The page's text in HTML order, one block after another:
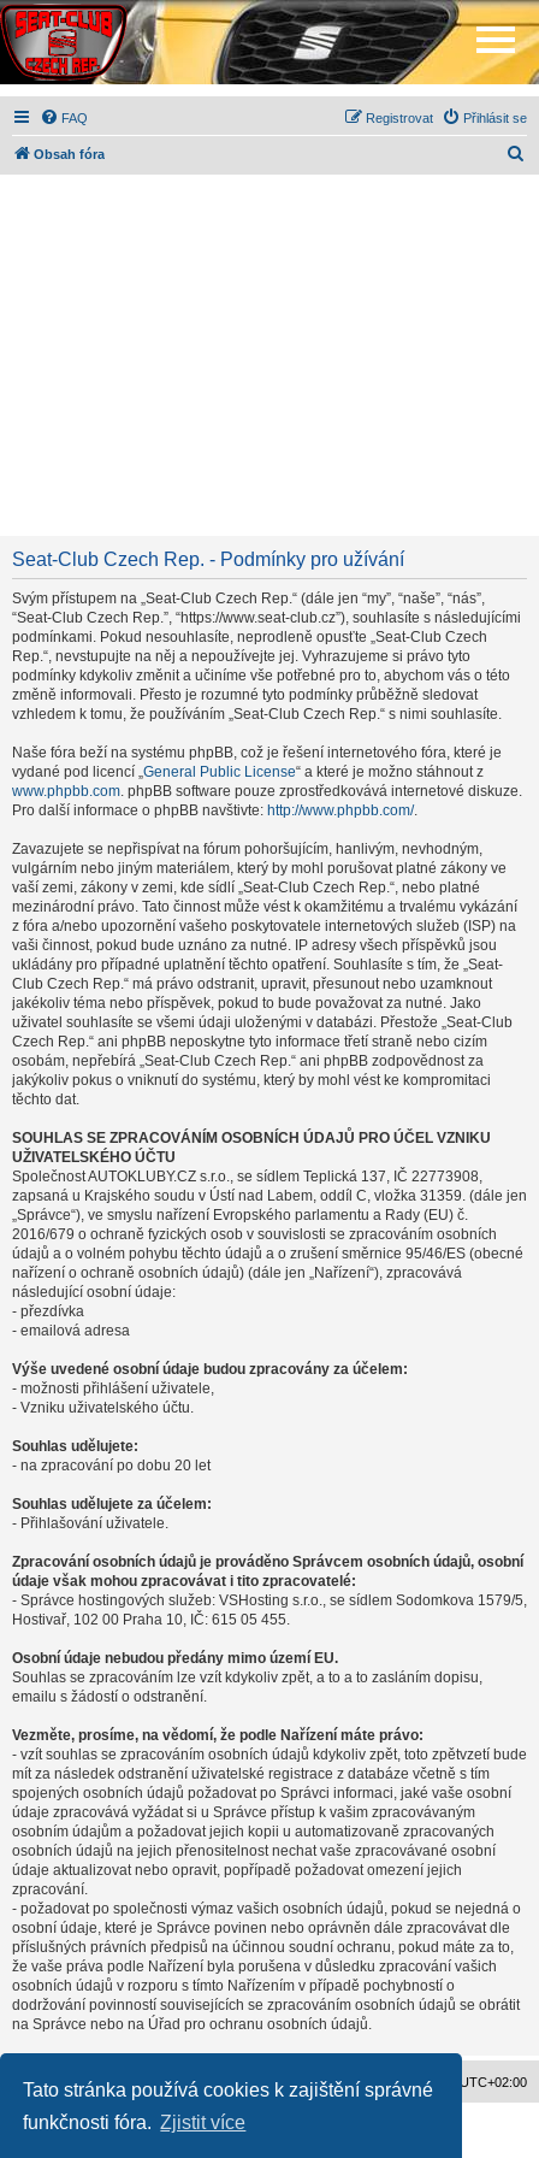
Tato stránka používá cookies k zajištění správné
funkčnosti fóra. Zjistit více
FAQ Přihlásit se
Registrovat
Obsah fóra
Seat-Club Czech Rep. - Podmínky pro užívání
Svým přístupem na „Seat-Club Czech Rep.“ (dále jen “my”, “naše”, “nás”,
“Seat-Club Czech Rep.”, “https://www.seat-club.cz”), souhlasíte s následujícími
podmínkami. Pokud nesouhlasíte, neprodleně opusťte „Seat-Club Czech
Rep.“, nevstupujte na něj a nepoužívejte jej. Vyhrazujeme si právo tyto
podmínky kdykoliv změnit a učiníme vše potřebné pro to, abychom vás o této
změně informovali. Přesto je rozumné tyto podmínky průběžně sledovat
vzhledem k tomu, že používáním „Seat-Club Czech Rep.“ s nimi souhlasíte.
Naše fóra beží na systému phpBB, což je řešení internetového fóra, které je
vydané pod licencí „General Public License“ a které je možno stáhnout z
www.phpbb.com. phpBB software pouze zprostředkovává internetové diskuze.
Pro další informace o phpBB navštivte: http://www.phpbb.com/.
Zavazujete se nepřispívat na fórum pohoršujícím, hanlivým, nevhodným,
vulgárním nebo jiným materiálem, který by mohl porušovat platné zákony ve
vaší zemi, zákony v zemi, kde sídlí „Seat-Club Czech Rep.“, nebo platné
mezinárodní právo. Tato činnost může vést k okamžitému a trvalému vykázání
z fóra a/nebo upozornění vašeho poskytovatele internetových služeb (ISP) na
vaši činnost, pokud bude uznáno za nutné. IP adresy všech příspěvků jsou
ukládány pro případné uplatnění těchto opatření. Souhlasíte s tím, že „Seat-
Club Czech Rep.“ má právo odstranit, upravit, přesunout nebo uzamknout
jakékoliv téma nebo příspěvek, pokud to bude považovat za nutné. Jako
uživatel souhlasíte se všemi údaji uloženými v databázi. Přestože „Seat-Club
Czech Rep.“ ani phpBB neposkytne tyto informace třetí straně nebo cizím
osobám, nepřebírá „Seat-Club Czech Rep.“ ani phpBB zodpovědnost za
jakýkoliv pokus o vniknutí do systému, který by mohl vést ke kompromitaci
těchto dat.
SOUHLAS SE ZPRACOVÁNÍM OSOBNÍCH ÚDAJŮ PRO ÚČEL VZNIKU
UŽIVATELSKÉHO ÚČTU
Společnost AUTOKLUBY.CZ s.r.o., se sídlem Teplická 137, IČ 22773908,
zapsaná u Krajského soudu v Ústí nad Labem, oddíl C, vložka 31359. (dále jen
„Správce“), ve smyslu nařízení Evropského parlamentu a Rady (EU) č.
2016/679 o ochraně fyzických osob v souvislosti se zpracováním osobních
údajů a o volném pohybu těchto údajů a o zrušení směrnice 95/46/ES (obecné
nařízení o ochraně osobních údajů) (dále jen „Nařízení“), zpracovává
následující osobní údaje:
- přezdívka
- emailová adresa
Výše uvedené osobní údaje budou zpracovány za účelem:
- možnosti přihlášení uživatele,
- Vzniku uživatelského účtu.
Souhlas udělujete:
- na zpracování po dobu 20 let
Souhlas udělujete za účelem:
- Přihlašování uživatele.
Zpracování osobních údajů je prováděno Správcem osobních údajů, osobní
údaje však mohou zpracovávat i tito zpracovatelé:
- Správce hostingových služeb: VSHosting s.r.o., se sídlem Sodomkova 1579/5,
Hostivař, 102 00 Praha 10, IČ: 615 05 455.
Osobní údaje nebudou předány mimo území EU.
Souhlas se zpracováním lze vzít kdykoliv zpět, a to a to zasláním dopisu,
emailu s žádostí o odstranění.
Vezměte, prosíme, na vědomí, že podle Nařízení máte právo:
- vzít souhlas se zpracováním osobních údajů kdykoliv zpět, toto zpětvzetí bude
mít za následek odstranění uživatelské registrace z databáze včetně s tím
spojených osobních údajů požadovat po Správci informaci, jaké vaše osobní
údaje zpracovává vyžádat si u Správce přístup k vašim zpracovávaným
osobním údajům a požadovat jejich kopii u automatizovaně zpracovaných
osobních údajů na jejich přenositelnost nechat vaše zpracovávané osobní
údaje aktualizovat nebo opravit, popřípadě požadovat omezení jejich
zpracování.
- požadovat po společnosti výmaz vašich osobních údajů, pokud se nejedná o
osobní údaje, které je Správce povinen nebo oprávněn dále zpracovávat dle
příslušných právních předpisů na účinnou soudní ochranu, pokud máte za to,
že vaše práva podle Nařízení byla porušena v důsledku zpracování vašich
osobních údajů v rozporu s tímto Nařízením v případě pochybností o
dodržování povinností souvisejících se zpracováním osobních údajů se obrátit
na Správce nebo na Úřad pro ochranu osobních údajů.
Obsah fóra Všechny časy jsou v UTC+02:00
Založeno naphpBB® Forum Software © phpBB Limited